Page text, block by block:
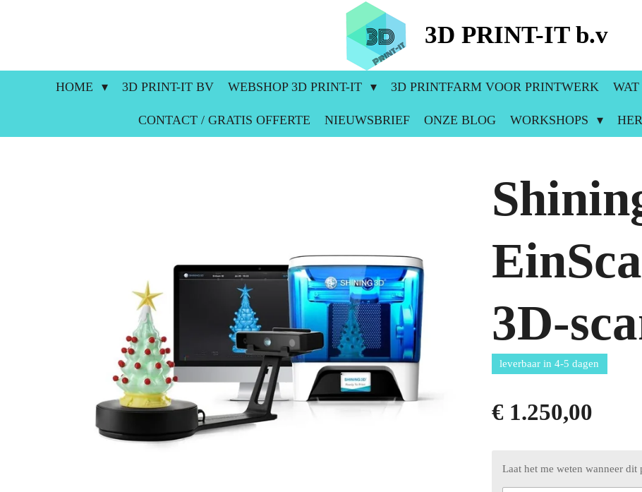
3D PRINT-IT b.v
HOME 3D PRINT-IT BV WEBSHOP 3D PRINT-IT 3D PRINTFARM VOOR PRINTWERK
CONTACT / GRATIS OFFERTE NIEUWSBRIEF ONZE BLOG WORKSHOPS
3D-
leverbaar in 4-5 dagen
€ 1.250,00
Laat het me weten wanneer